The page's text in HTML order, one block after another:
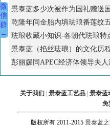
景泰蓝多少次被作为国礼赠送
乾隆年间金胎内填珐琅番莲纹
珐琅收藏小知识-各朝代珐琅特
景泰蓝（掐丝珐琅）的文化历
彭丽媛同APEC经济体领导夫人
关于我们 |景泰蓝工艺品 |景泰蓝
免
版权所有 2011-2015 景泰蓝
微
信
群
→